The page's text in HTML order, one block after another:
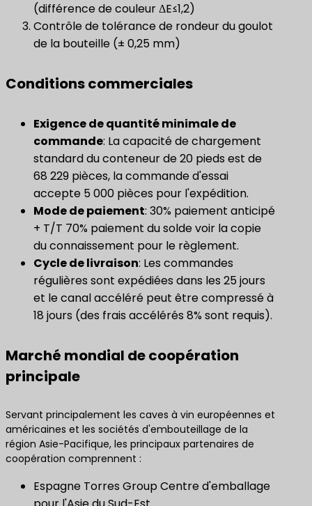
(différence de couleur ΔE≤1,2)
Contrôle de tolérance de rondeur du goulot
de la bouteille (± 0,25 mm)
Conditions commerciales
​Exigence de quantité minimale de
commande​: La capacité de chargement
standard du conteneur de 20 pieds est de
68 229 pièces, la commande d'essai
accepte 5 000 pièces pour l'expédition.
Mode de paiement: 30% paiement anticipé
+ T/T 70% paiement du solde voir la copie
du connaissement pour le règlement.
Cycle de livraison: Les commandes
régulières sont expédiées dans les 25 jours
et le canal accéléré peut être compressé à
18 jours (des frais accélérés 8% sont requis).
Marché mondial de coopération
principale
Servant principalement les caves à vin européennes et
américaines et les sociétés d'embouteillage de la
région Asie-Pacifique, les principaux partenaires de
coopération comprennent :
Espagne Torres Group Centre d'emballage